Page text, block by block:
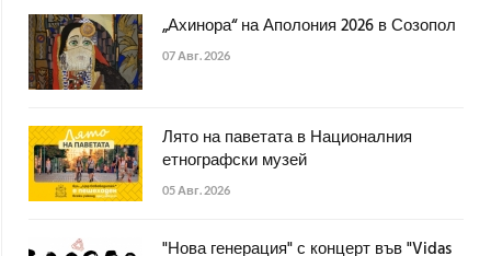
„Ахинора“ на Аполония 2026 в Созопол
07 Авг. 2026
Лято на паветата в Националния
етнографски музей
05 Авг. 2026
"Нова генерация" с концерт във "Vidas